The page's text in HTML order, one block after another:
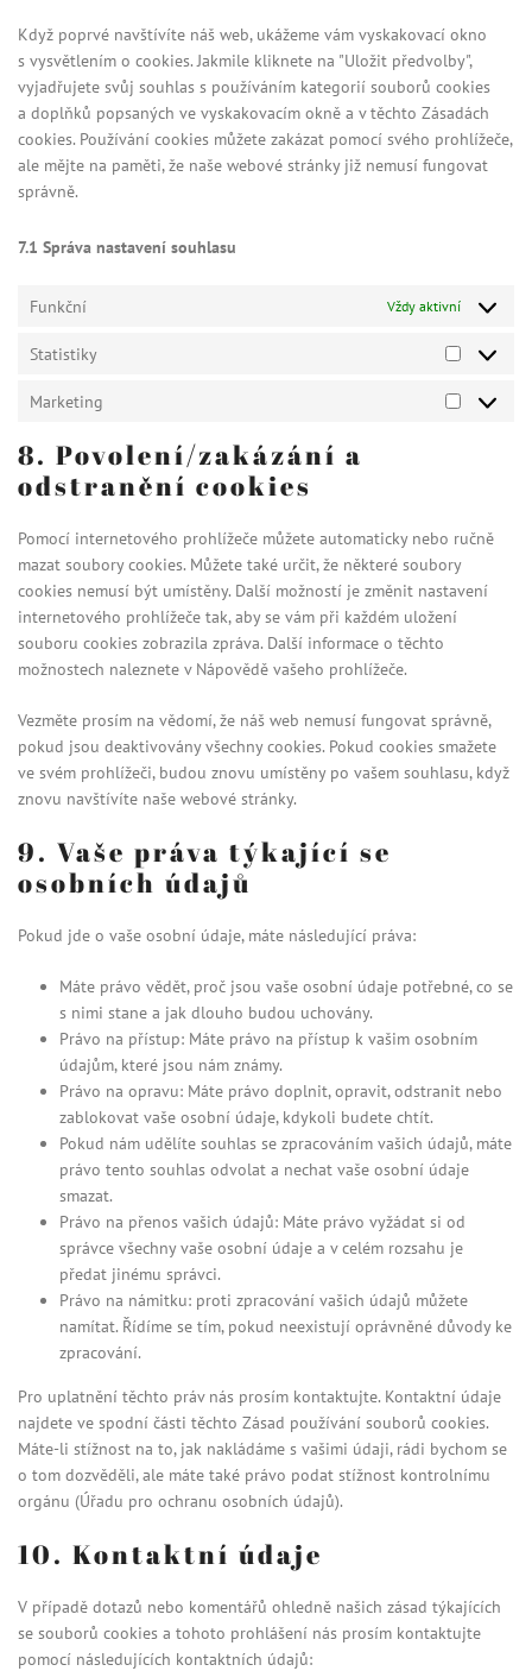
Když poprvé navštívíte náš web, ukážeme vám vyskakovací okno
s vysvětlením o cookies. Jakmile kliknete na "Uložit předvolby",
vyjadřujete svůj souhlas s používáním kategorií souborů cookies
a doplňků popsaných ve vyskakovacím okně a v těchto Zásadách
cookies. Používání cookies můžete zakázat pomocí svého prohlížeče,
ale mějte na paměti, že naše webové stránky již nemusí fungovat
správně.
7.1 Správa nastavení souhlasu
Funkční Vždy aktivní
Statistiky
Statistiky
Marketing
Marketing
8. Povolení/zakázání a
odstranění cookies
Pomocí internetového prohlížeče můžete automaticky nebo ručně
mazat soubory cookies. Můžete také určit, že některé soubory
cookies nemusí být umístěny. Další možností je změnit nastavení
internetového prohlížeče tak, aby se vám při každém uložení
souboru cookies zobrazila zpráva. Další informace o těchto
možnostech naleznete v Nápovědě vašeho prohlížeče.
Vezměte prosím na vědomí, že náš web nemusí fungovat správně,
pokud jsou deaktivovány všechny cookies. Pokud cookies smažete
ve svém prohlížeči, budou znovu umístěny po vašem souhlasu, když
znovu navštívíte naše webové stránky.
9. Vaše práva týkající se
osobních údajů
Pokud jde o vaše osobní údaje, máte následující práva:
Máte právo vědět, proč jsou vaše osobní údaje potřebné, co se
s nimi stane a jak dlouho budou uchovány.
Právo na přístup: Máte právo na přístup k vašim osobním
údajům, které jsou nám známy.
Právo na opravu: Máte právo doplnit, opravit, odstranit nebo
zablokovat vaše osobní údaje, kdykoli budete chtít.
Pokud nám udělíte souhlas se zpracováním vašich údajů, máte
právo tento souhlas odvolat a nechat vaše osobní údaje
smazat.
Právo na přenos vašich údajů: Máte právo vyžádat si od
správce všechny vaše osobní údaje a v celém rozsahu je
předat jinému správci.
Právo na námitku: proti zpracování vašich údajů můžete
namítat. Řídíme se tím, pokud neexistují oprávněné důvody ke
zpracování.
Pro uplatnění těchto práv nás prosím kontaktujte. Kontaktní údaje
najdete ve spodní části těchto Zásad používání souborů cookies.
Máte-li stížnost na to, jak nakládáme s vašimi údaji, rádi bychom se
o tom dozvěděli, ale máte také právo podat stížnost kontrolnímu
orgánu (Úřadu pro ochranu osobních údajů).
10. Kontaktní údaje
V případě dotazů nebo komentářů ohledně našich zásad týkajících
se souborů cookies a tohoto prohlášení nás prosím kontaktujte
pomocí následujících kontaktních údajů: